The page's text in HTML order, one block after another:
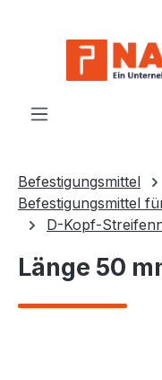
Befestigungsmittel
Befestigungsmittel
D-Kopf-
Länge 50